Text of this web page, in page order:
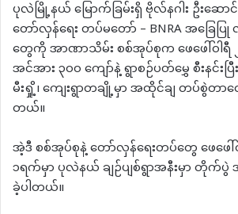
ပုလဲမြို့နယ် မြောက်ခြမ်းရှိ ဗိုလ်နဂါး ဦးဆေ
တော်လှန်ရေး တပ်မတော် – BNRA အခြေပြု
တွေကို အာဏာသိမ်း စစ်အုပ်စုက ဖေဖေါ်ဝါ
အင်အား ၃၀၀ ကျော်နဲ့ ရွာစဉ်ပတ်မွှေ စီးနင်
မီးရှို့၊ ကျေးရွာတချို့မှာ အထိုင်ချ တပ်စွဲတာ
တယ်။
အဲ့ဒီ စစ်အုပ်စုနဲ့ တော်လှန်ရေးတပ်တွေ ဖေဖေ
၁ရက်မှာ ပုလဲနယ် ချဉ်ပျစ်ရွာအနီးမှာ တိုက်ပွဲ
ခဲ့ပါတယ်။